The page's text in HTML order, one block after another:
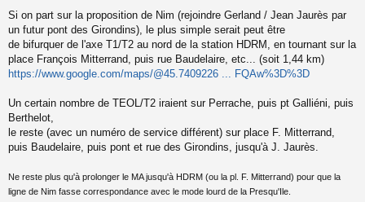
g
e
n
o
u
Si on part sur la proposition de Nim (rejoindre Gerland / Jean Jaurès par
un futur pont des Girondins), le plus simple serait peut être
de bifurquer de l'axe T1/T2 au nord de la station HDRM, en tournant sur la
place François Mitterrand, puis rue Baudelaire, etc... (soit 1,44 km)
https://www.google.com/maps/@45.7409226 ... FQAw%3D%3D
Un certain nombre de TEOL/T2 iraient sur Perrache, puis pt Galliéni, puis
Berthelot,
le reste (avec un numéro de service différent) sur place F. Mitterrand,
puis Baudelaire, puis pont et rue des Girondins, jusqu'à J. Jaurès.
Ne reste plus qu'à prolonger le MA jusqu'à HDRM (ou la pl. F. Mitterrand) pour que la
ligne de Nim fasse correspondance avec le mode lourd de la Presqu'Ile.